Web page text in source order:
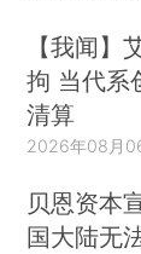
【我闻】
拘 当代系
清算
2026年08月
贝恩资本
国大陆无